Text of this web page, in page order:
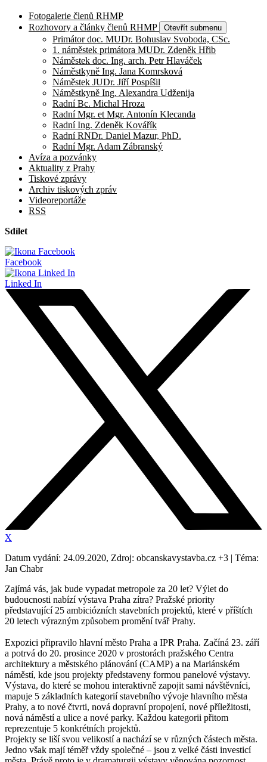
Fotogalerie členů RHMP
Rozhovory a články členů RHMP
Otevřít submenu
Primátor doc. MUDr. Bohuslav Svoboda, CSc.
1. náměstek primátora MUDr. Zdeněk Hřib
Náměstek doc. Ing. arch. Petr Hlaváček
Náměstkyně Ing. Jana Komrsková
Náměstek JUDr. Jiří Pospíšil
Náměstkyně Ing. Alexandra Udženija
Radní Bc. Michal Hroza
Radní Mgr. et Mgr. Antonín Klecanda
Radní Ing. Zdeněk Kovářík
Radní RNDr. Daniel Mazur, PhD.
Radní Mgr. Adam Zábranský
Avíza a pozvánky
Aktuality z Prahy
Tiskové zprávy
Archiv tiskových zpráv
Videoreportáže
RSS
Sdílet
Facebook
Linked In
X
Datum vydání: 24.09.2020, Zdroj: obcanskavystavba.cz +3 | Téma:
Jan Chabr
Zajímá vás, jak bude vypadat metropole za 20 let? Výlet do
budoucnosti nabízí výstava Praha zítra? Pražské priority
představující 25 ambiciózních stavebních projektů, které v příštích
20 letech výrazným způsobem promění tvář Prahy.
Expozici připravilo hlavní město Praha a IPR Praha. Začíná 23. září
a potrvá do 20. prosince 2020 v prostorách pražského Centra
architektury a městského plánování (CAMP) a na Mariánském
náměstí, kde jsou projekty představeny formou panelové výstavy.
Výstava, do které se mohou interaktivně zapojit sami návštěvníci,
mapuje 5 základních kategorií stavebního vývoje hlavního města
Prahy, a to nové čtvrti, nová dopravní propojení, nové příležitosti,
nová náměstí a ulice a nové parky. Každou kategorii přitom
reprezentuje 5 konkrétních projektů.
Projekty se liší svou velikostí a nachází se v různých částech města.
Jedno však mají téměř vždy společné – jsou z velké části investicí